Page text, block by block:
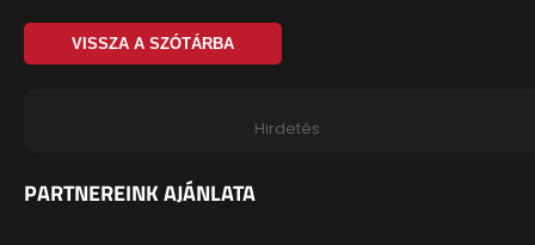
VISSZA A SZÓTÁRBA
Hirdetés
PARTNEREINK AJÁNLATA